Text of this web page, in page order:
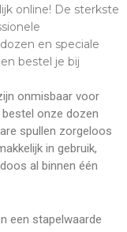
online! De sterkste
en speciale
bestel je bij
onmisbaar voor
onze dozen
spullen zorgeloos
in gebruik,
al binnen één
een stapelwaarde